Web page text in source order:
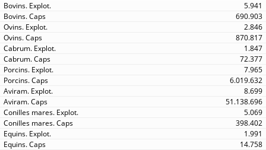
5.941
690.903
2.846
870.817
1.847
72.377
7.965
6.019.632
8.699
51.138.696
5.069
398.402
1.991
14.758